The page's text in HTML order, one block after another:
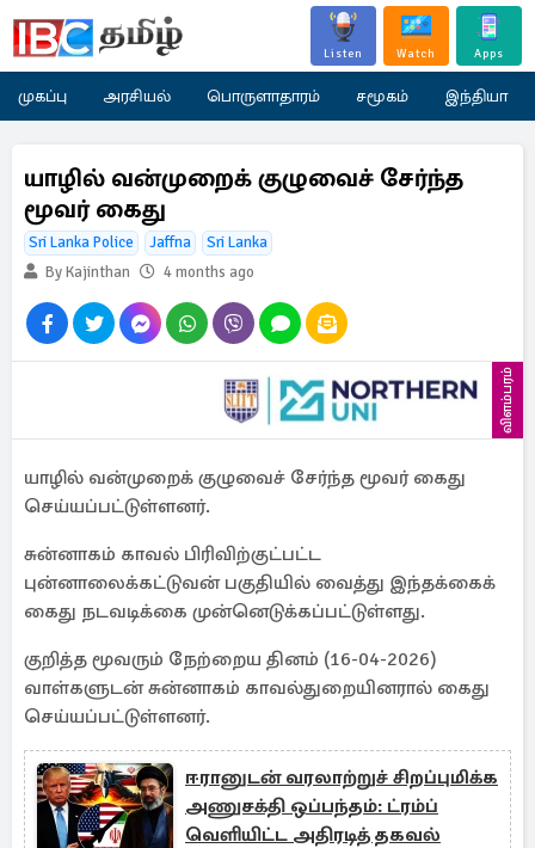
Listen Watch Apps
முகப்பு அரசியல் பொருளாதாரம் சமூகம் இந்தியா
யாழில் வன்முறைக் குழுவைச் சேர்ந்த
மூவர் கைது
Sri Lanka Police Jaffna
Sri Lanka
By Kajinthan
4 months ago
விளம்பரம்
யாழில் வன்முறைக் குழுவைச் சேர்ந்த மூவர் கைது
செய்யப்பட்டுள்ளனர்.
சுன்னாகம் காவல் பிரிவிற்குட்பட்ட
புன்னாலைக்கட்டுவன் பகுதியில் வைத்து இந்தக்கைக்
கைது நடவடிக்கை முன்னெடுக்கப்பட்டுள்ளது.
குறித்த மூவரும் நேற்றைய தினம் (16-04-2026)
வாள்களுடன் சுன்னாகம் காவல்துறையினரால் கைது
செய்யப்பட்டுள்ளனர்.
ஈரானுடன் வரலாற்றுச் சிறப்புமிக்க
அணுசக்தி ஒப்பந்தம்: ட்ரம்ப்
வெளியிட்ட அதிரடித் தகவல்